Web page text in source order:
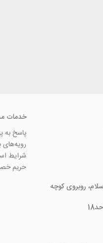
روبروی کوچه
خدمات
پاسخ
رویه‌های
شرایط
حریم